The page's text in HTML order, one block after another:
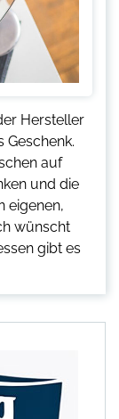
Hersteller
Geschenk.
auf
und die
eigenen,
wünscht
gibt es